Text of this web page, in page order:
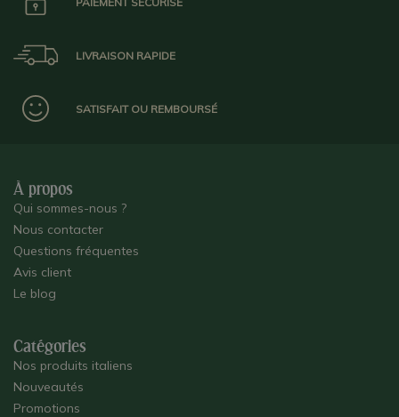
LIVRAISON RAPIDE
SATISFAIT OU REMBOURSÉ
À propos
Qui sommes-nous ?
Nous contacter
Questions fréquentes
Avis client
Le blog
Catégories
Nos produits italiens
Nouveautés
Promotions